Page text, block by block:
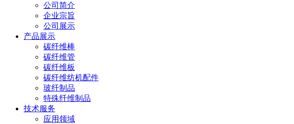
公司简介
企业宗旨
公司展示
产品展示
碳纤维棒
碳纤维管
碳纤维板
碳纤维纺机配件
玻纤制品
特殊纤维制品
技术服务
应用领域